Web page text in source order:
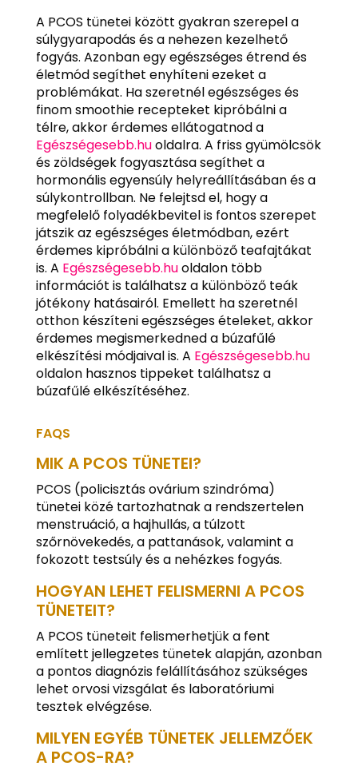
A PCOS tünetei között gyakran szerepel a
súlygyarapodás és a nehezen kezelhető
fogyás. Azonban egy egészséges étrend és
életmód segíthet enyhíteni ezeket a
problémákat. Ha szeretnél egészséges és
finom smoothie recepteket kipróbálni a
télre, akkor érdemes ellátogatnod a
Egészségesebb.huoldalra. A friss gyümölcsök
és zöldségek fogyasztása segíthet a
hormonális egyensúly helyreállításában és a
súlykontrollban. Ne felejtsd el, hogy a
megfelelő folyadékbevitel is fontos szerepet
játszik az egészséges életmódban, ezért
érdemes kipróbálni a különböző teafajtákat
is. A Egészségesebb.huoldalon több
információt is találhatsz a különböző teák
jótékony hatásairól. Emellett ha szeretnél
otthon készíteni egészséges ételeket, akkor
érdemes megismerkedned a búzafűlé
elkészítési módjaival is. A Egészségesebb.hu
oldalon hasznos tippeket találhatsz a
búzafűlé elkészítéséhez.
FAQS
MIK A PCOS TÜNETEI?
PCOS (policisztás ovárium szindróma)
tünetei közé tartozhatnak a rendszertelen
menstruáció, a hajhullás, a túlzott
szőrnövekedés, a pattanások, valamint a
fokozott testsúly és a nehézkes fogyás.
HOGYAN LEHET FELISMERNI A PCOS
TÜNETEIT?
A PCOS tüneteit felismerhetjük a fent
említett jellegzetes tünetek alapján, azonban
a pontos diagnózis felállításához szükséges
lehet orvosi vizsgálat és laboratóriumi
tesztek elvégzése.
MILYEN EGYÉB TÜNETEK JELLEMZŐEK
A PCOS-RA?